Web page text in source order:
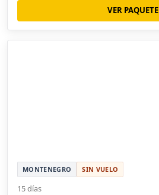
VER PAQUETE
MONTENEGRO SIN VUELO
15 días